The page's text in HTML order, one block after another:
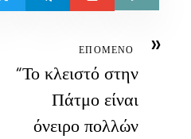
»
ΕΠΟΜΕΝΟ
“Το κλειστό στην
Πάτμο είναι
όνειρο πολλών